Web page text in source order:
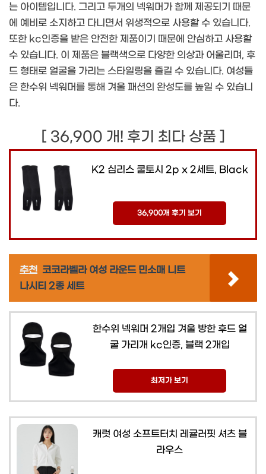
는 아이템입니다. 그리고 두개의 넥워머가 함께 제공되기 때문
에 예비로 소지하고 다니면서 위생적으로 사용할 수 있습니다.
또한 kc인증을 받은 안전한 제품이기 때문에 안심하고 사용할
수 있습니다. 이 제품은 블랙색으로 다양한 의상과 어울리며, 후
드 형태로 얼굴을 가리는 스타일링을 즐길 수 있습니다. 여성들
은 한수위 넥워머를 통해 겨울 패션의 완성도를 높일 수 있습니
다.
[ 36,900 개! 후기 최다 상품 ]
K2 심리스 쿨토시 2p x 2세트, Black
36,900개 후기 보기
추천 코코라벨라 여성 라운드 민소매 니트
나시티 2종 세트
한수위 넥워머 2개입 겨울 방한 후드 얼
굴 가리개 kc인증, 블랙 2개입
최저가 보기
캐럿 여성 소프트터치 레귤러핏 셔츠 블
라우스